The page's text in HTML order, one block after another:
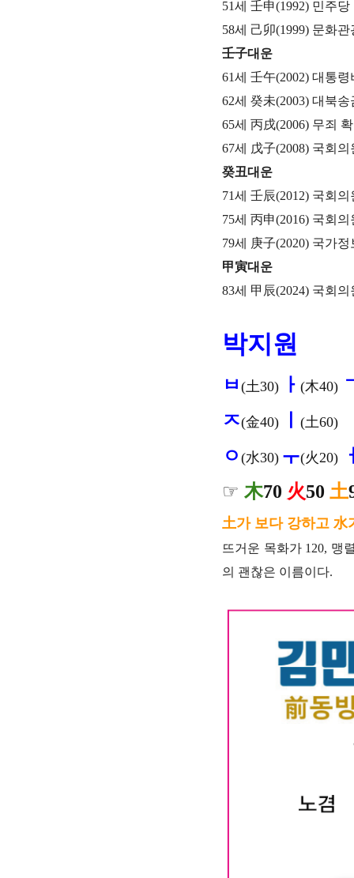
51세 壬申(1992) 민주
58세 己卯(1999) 문화
壬子대운
61세 壬午(2002) 대통
62세 癸未(2003) 대북
65세 丙戌(2006) 무죄
67세 戊子(2008) 국회
癸丑대운
71세 壬辰(2012) 국회
75세 丙申(2016) 국회
79세 庚子(2020) 국가
甲寅대운
83세 甲辰(2024) 국회
박지원
ㅂ (土30) ㅏ (木40)
ㅈ(金40) (土60)
ㅇ (水30) ㅜ(火20)
☞ 木70 火50 土
土가 보다 강하고 水
뜨거운 목화가 120, 맹
의 괜찮은 이름이다.